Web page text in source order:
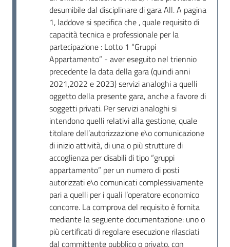
desumibile dal disciplinare di gara All. A pagina
1, laddove si specifica che , quale requisito di
capacità tecnica e professionale per la
partecipazione : Lotto 1 “Gruppi
Appartamento” - aver eseguito nel triennio
precedente la data della gara (quindi anni
2021,2022 e 2023) servizi analoghi a quelli
oggetto della presente gara, anche a favore di
soggetti privati. Per servizi analoghi si
intendono quelli relativi alla gestione, quale
titolare dell’autorizzazione e\o comunicazione
di inizio attività, di una o più strutture di
accoglienza per disabili di tipo “gruppi
appartamento” per un numero di posti
autorizzati e\o comunicati complessivamente
pari a quelli per i quali l’operatore economico
concorre. La comprova del requisito è fornita
mediante la seguente documentazione: uno o
più certificati di regolare esecuzione rilasciati
dal committente pubblico o privato, con